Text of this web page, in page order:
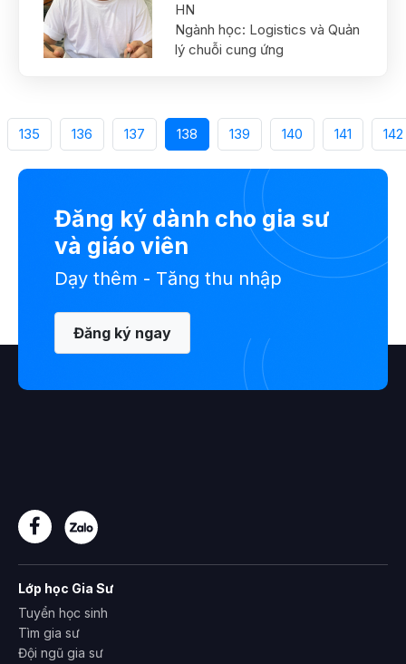
HN
Ngành học: Logistics và Quản
lý chuỗi cung ứng
135 136 137 138 139 140 141 142
Đăng ký dành cho gia sư
và giáo viên
Dạy thêm - Tăng thu nhập
Đăng ký ngay
Lớp học Gia Sư
Tuyển học sinh
Tìm gia sư
Đội ngũ gia sư